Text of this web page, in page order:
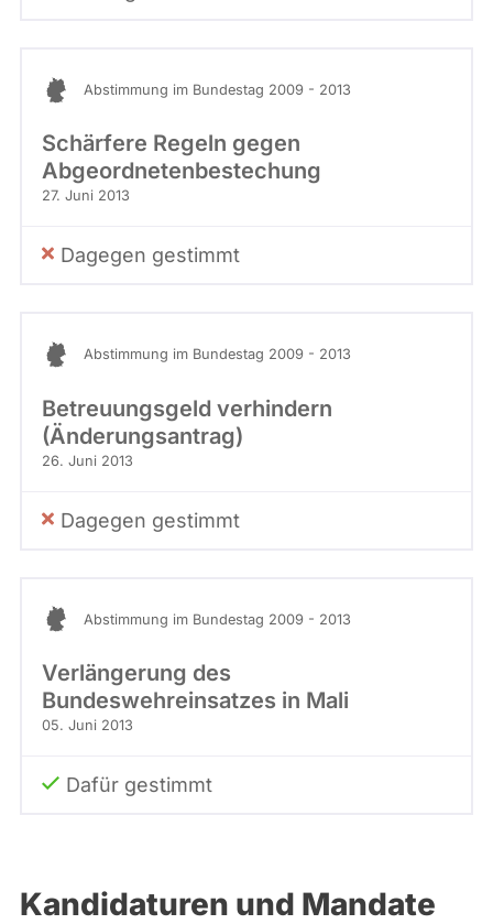
Abstimmung im Bundestag 2009 - 2013
Schärfere Regeln gegen
Abgeordnetenbestechung
27. Juni 2013
Dagegen gestimmt
Abstimmung im Bundestag 2009 - 2013
Betreuungsgeld verhindern
(Änderungsantrag)
26. Juni 2013
Dagegen gestimmt
Abstimmung im Bundestag 2009 - 2013
Verlängerung des
Bundeswehreinsatzes in Mali
05. Juni 2013
Dafür gestimmt
Kandidaturen und Mandate